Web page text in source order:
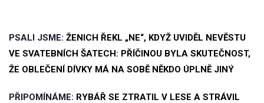
PSALI JSME: ŽENICH ŘEKL „NE“, KDYŽ UVIDĚL NEVĚSTU
VE SVATEBNÍCH ŠATECH: PŘÍČINOU BYLA SKUTEČNOST,
ŽE OBLEČENÍ DÍVKY MÁ NA SOBĚ NĚKDO ÚPLNĚ JINÝ
PŘIPOMÍNÁME: RYBÁŘ SE ZTRATIL V LESE A STRÁVIL